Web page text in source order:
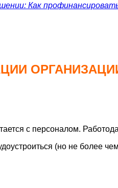
Как
с персоналом.
(но не более